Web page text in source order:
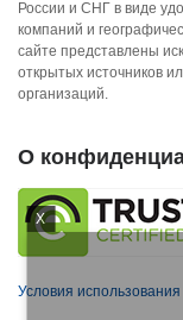
X
России и СНГ в виде
компаний и
сайте представлены
открытых источников
организаций.
О
Условия использования